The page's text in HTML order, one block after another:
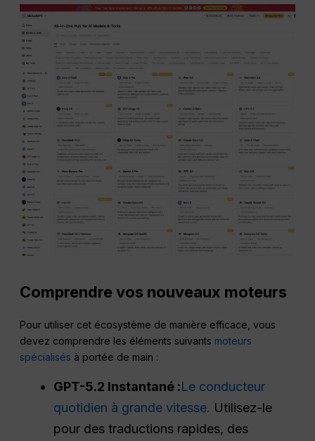
Comprendre vos nouveaux moteurs
Pour utiliser cet écosystème de manière efficace, vous
devez comprendre les éléments suivants moteurs
spécialisés à portée de main :
GPT-5.2 Instantané :Le conducteur
quotidien à grande vitesse. Utilisez-le
pour des traductions rapides, des